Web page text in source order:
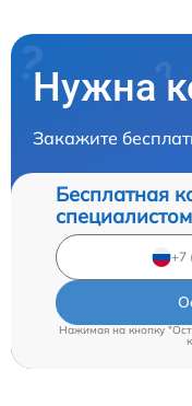
Нужна
Закажите
Бесплатная
специалистом
Нажимая на кнопку